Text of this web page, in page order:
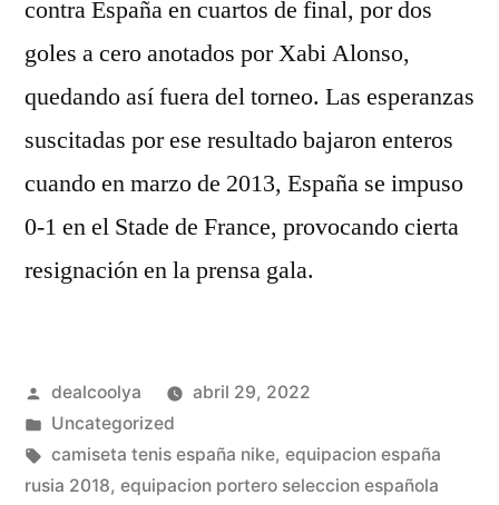
contra España en cuartos de final, por dos
goles a cero anotados por Xabi Alonso,
quedando así fuera del torneo. Las esperanzas
suscitadas por ese resultado bajaron enteros
cuando en marzo de 2013, España se impuso
0-1 en el Stade de France, provocando cierta
resignación en la prensa gala.
Publicado
por
dealcoolya
abril 29, 2022
Publicado
en
Uncategorized
Etiquetas:
camiseta tenis españa nike, equipacion españa
rusia 2018, equipacion portero seleccion española